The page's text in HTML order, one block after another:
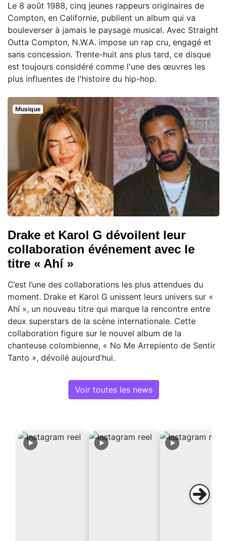
Le 8 août 1988, cinq jeunes rappeurs originaires de
Compton, en Californie, publient un album qui va
bouleverser à jamais le paysage musical. Avec Straight
Outta Compton, N.W.A. impose un rap cru, engagé et
sans concession. Trente-huit ans plus tard, ce disque
est toujours considéré comme l'une des œuvres les
plus influentes de l'histoire du hip-hop.
Musique
Drake et Karol G dévoilent leur
collaboration événement avec le
titre « Ahí »
C’est l’une des collaborations les plus attendues du
moment. Drake et Karol G unissent leurs univers sur «
Ahí », un nouveau titre qui marque la rencontre entre
deux superstars de la scène internationale. Cette
collaboration figure sur le nouvel album de la
chanteuse colombienne, « No Me Arrepiento de Sentir
Tanto », dévoilé aujourd’hui.
Voir toutes les news